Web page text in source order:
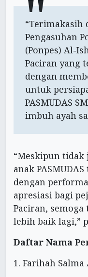
“Terimakasih
Pengasuhan
(Ponpes) Al-
Paciran yang
dengan
untuk
PASMUDAS
imbuh ayah
“Meskipun tidak
anak
dengan
apresiasi bagi
Paciran,
lebih baik lagi,”
Daftar Nama
1. Farihah Salma